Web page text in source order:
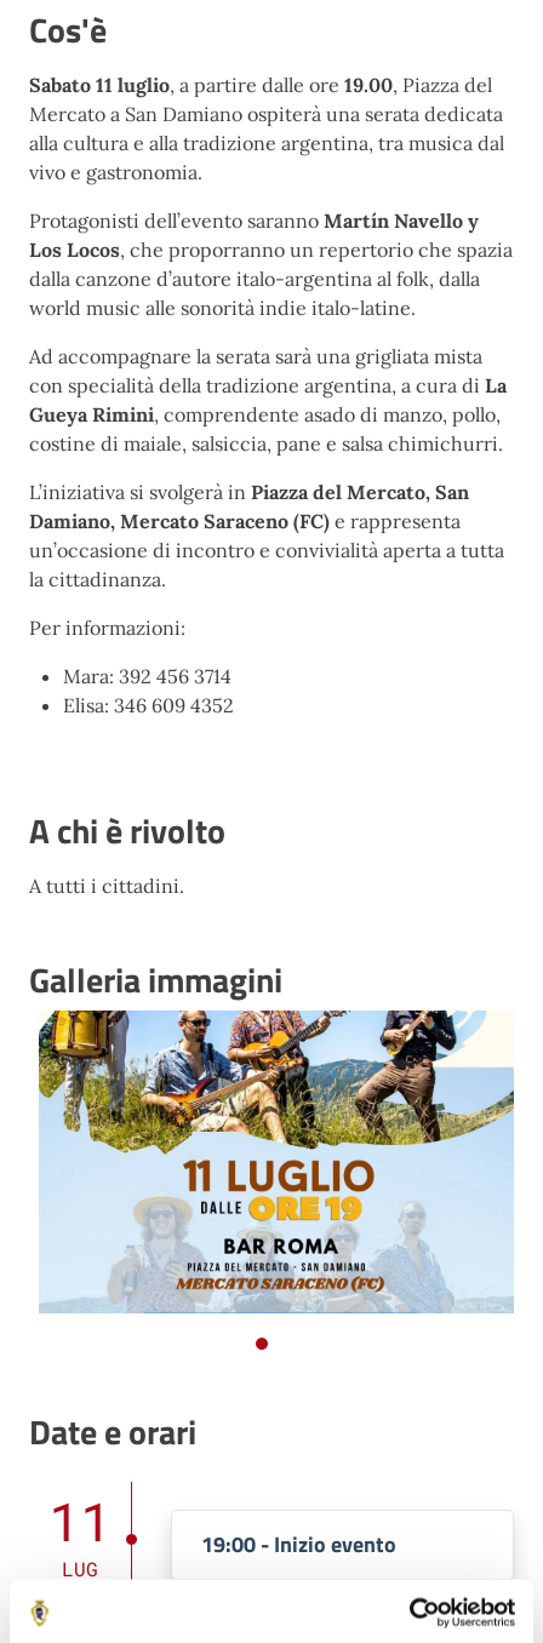
Cos'è
Sabato 11 luglio, a partire dalle ore 19.00, Piazza del
Mercato a San Damiano ospiterà una serata dedicata
alla cultura e alla tradizione argentina, tra musica dal
vivo e gastronomia.
Protagonisti dell’evento saranno Martín Navello y
Los Locos, che proporranno un repertorio che spazia
dalla canzone d’autore italo-argentina al folk, dalla
world music alle sonorità indie italo-latine.
Ad accompagnare la serata sarà una grigliata mista
con specialità della tradizione argentina, a cura di La
Gueya Rimini, comprendente asado di manzo, pollo,
costine di maiale, salsiccia, pane e salsa chimichurri.
L’iniziativa si svolgerà in Piazza del Mercato, San
Damiano, Mercato Saraceno (FC) e rappresenta
un’occasione di incontro e convivialità aperta a tutta
la cittadinanza.
Per informazioni:
Mara: 392 456 3714
Elisa: 346 609 4352
A chi è rivolto
A tutti i cittadini.
Galleria immagini
Date e orari
11
LUG
19:00 - Inizio evento